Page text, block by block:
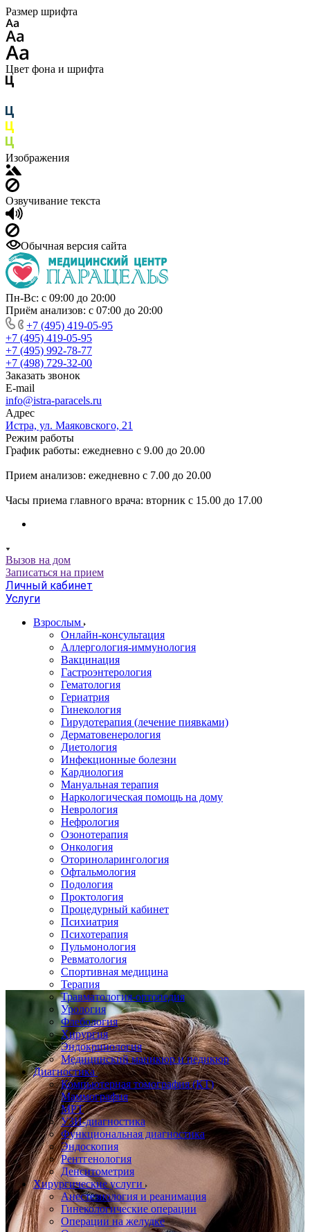
Размер шрифта
Цвет фона и шрифта
Изображения
Озвучивание текста
Обычная версия сайта
Пн-Вс: с 09:00 до 20:00
Приём анализов: с 07:00 до 20:00
+7 (495) 419-05-95
+7 (495) 419-05-95
+7 (495) 992-78-77
+7 (498) 729-32-00
Заказать звонок
E-mail
info@istra-paracels.ru
Адрес
Истра, ул. Маяковского, 21
Режим работы
График работы: ежедневно с 9.00 до 20.00
Прием анализов: ежедневно с 7.00 до 20.00
Часы приема главного врача: вторник с 15.00 до 17.00
Вызов на дом
Записаться на прием
Личный кабинет
Услуги
Взрослым
Онлайн-консультация
Аллергология-иммунология
Вакцинация
Гастроэнтерология
Гематология
Гериатрия
Гинекология
Гирудотерапия (лечение пиявками)
Дерматовенерология
Диетология
Инфекционные болезни
Кардиология
Мануальная терапия
Наркологическая помощь на дому
Неврология
Нефрология
Озонотерапия
Онкология
Оториноларингология
Офтальмология
Подология
Проктология
Процедурный кабинет
Психиатрия
Психотерапия
Пульмонология
Ревматология
Спортивная медицина
Терапия
Травматология-ортопедия
Урология
Флебология
Хирургия
Эндокринология
Медицинский маникюр и педикюр
Диагностика
Компьютерная томография (КТ)
Маммография
МРТ
УЗИ-диагностика
Функциональная диагностика
Эндоскопия
Рентгенология
Денситометрия
Хирургические услуги
Анестезиология и реанимация
Гинекологические операции
Операции на желудке